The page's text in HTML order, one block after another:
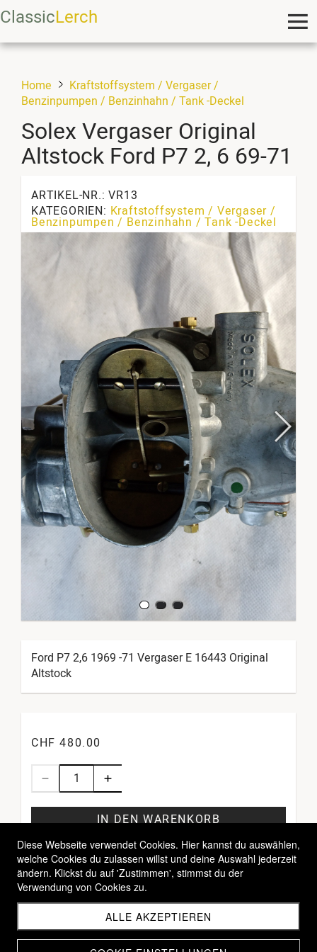
ClassicLerch
Home
Kraftstoffsystem / Vergaser /
Benzinpumpen / Benzinhahn / Tank -Deckel
Solex Vergaser Original
Altstock Ford P7 2, 6 69-71
ARTIKEL-NR.: VR13
KATEGORIEN: Kraftstoffsystem / Vergaser /
Benzinpumpen / Benzinhahn / Tank -Deckel
Ford P7 2,6 1969 -71 Vergaser E 16443 Original
Altstock
CHF 480.00
IN DEN WARENKORB
Diese Webseite verwendet Cookies. Hier kannst du auswählen,
welche Cookies du zulassen willst und deine Auswahl jederzeit
ändern. Klickst du auf 'Zustimmen', stimmst du der
Verwendung von Cookies zu.
ALLE AKZEPTIEREN